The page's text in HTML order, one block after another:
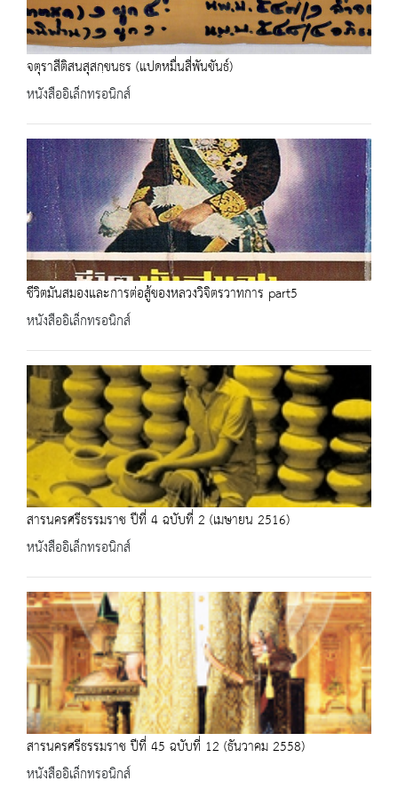
จตุราสีติสนสุสกฺขนธร (แปดหมื่นสี่พันขันธ์)
หนังสืออิเล็กทรอนิกส์
ชีวิตมันสมองและการต่อสู้ของหลวงวิจิตรวาทการ part5
หนังสืออิเล็กทรอนิกส์
สารนครศรีธรรมราช ปีที่ 4 ฉบับที่ 2 (เมษายน 2516)
หนังสืออิเล็กทรอนิกส์
สารนครศรีธรรมราช ปีที่ 45 ฉบับที่ 12 (ธันวาคม 2558)
หนังสืออิเล็กทรอนิกส์